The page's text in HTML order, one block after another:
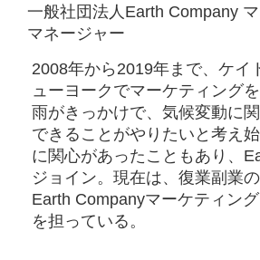
一般社団法人Earth Company
マネージャー
2008年から2019年まで、ケイ
ューヨークでマーケティング
雨がきっかけで、気候変動に
できることがやりたいと考え
に関心があったこともあり、
ジョイン。現在は、復業副業
Earth Companyマーケティン
を担っている。